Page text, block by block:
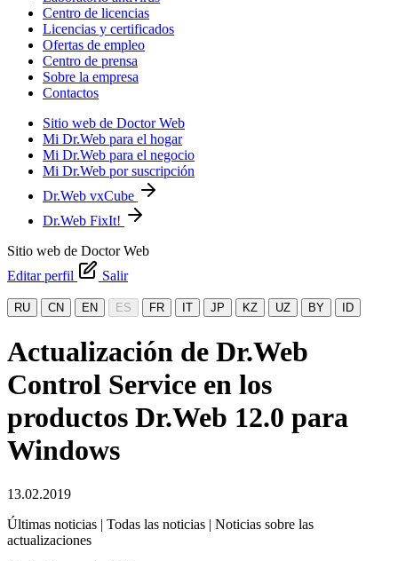
Centro de licencias
Licencias y certificados
Ofertas de empleo
Centro de prensa
Sobre la empresa
Contactos
Sitio web de Doctor Web
Mi Dr.Web para el hogar
Mi Dr.Web para el negocio
Mi Dr.Web por suscripción
Dr.Web vxCube
Dr.Web FixIt!
Sitio web de Doctor Web
Editar perfil
Salir
RU CN EN ES FR IT JP KZ UZ BY ID
Actualización de Dr.Web
Control Service en los
productos Dr.Web 12.0 para
Windows
13.02.2019
Últimas noticias | Todas las noticias | Noticias sobre las
actualizaciones